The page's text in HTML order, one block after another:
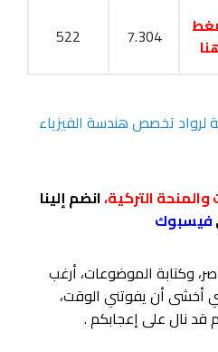
7.304
522
لرواد تخصص هندسة الفيزياء
والمنحة التركية،انضم إلينا
فيسبوك
وكتابة الموضوعات، أرغب
أخشى أن يفوتني الوقت،
قد نال على إعجابكم .